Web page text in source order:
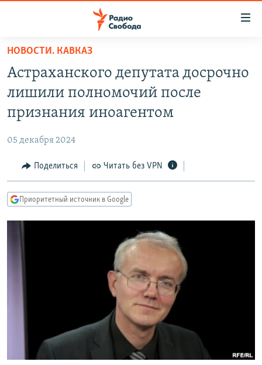
упрощенного
доступа
основному
Вернутся
Вернутся
ПОДКАСТЫ
МНЕНИЯ
КУЛЬТУРА
КАВКАЗ.РЕАЛИИ
РАСПИСАНИЕ ВЕЩАНИЯ
ПОДПИШИТЕСЬ НА РАССЫЛКУ
НОВОСТИ. КАВКАЗ
Астраханского депутата досрочно
лишили полномочий после
признания иноагентом
05 декабря 2024
Поделиться Читать без VPN
Приоритетный источник в Google